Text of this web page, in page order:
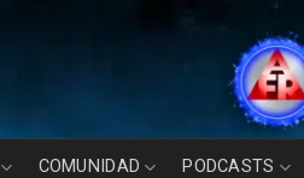
COMUNIDAD PODCASTS